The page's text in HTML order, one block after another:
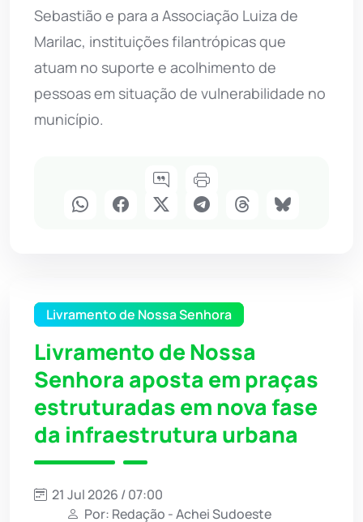
Sebastião e para a Associação Luiza de
Marilac, instituições filantrópicas que
atuam no suporte e acolhimento de
pessoas em situação de vulnerabilidade no
município.
Livramento de Nossa Senhora
Livramento de Nossa
Senhora aposta em praças
estruturadas em nova fase
da infraestrutura urbana
21 Jul 2026 / 07:00
Por: Redação - Achei Sudoeste